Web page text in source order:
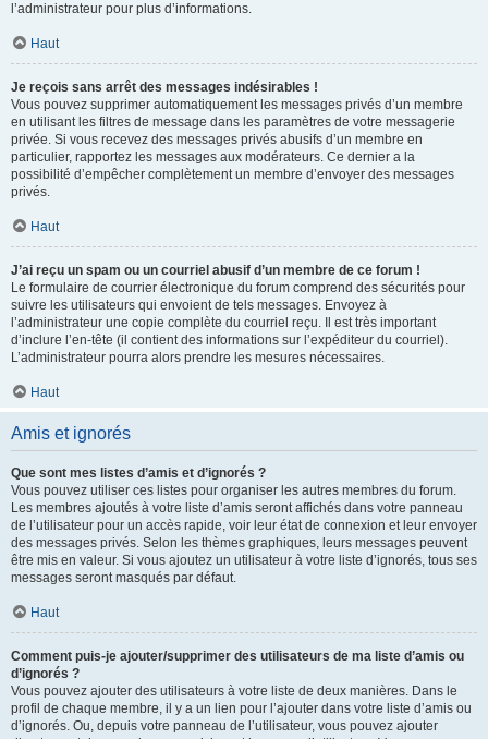
l’administrateur pour plus d’informations.
Haut
Je reçois sans arrêt des messages indésirables !
Vous pouvez supprimer automatiquement les messages privés d’un membre
en utilisant les filtres de message dans les paramètres de votre messagerie
privée. Si vous recevez des messages privés abusifs d’un membre en
particulier, rapportez les messages aux modérateurs. Ce dernier a la
possibilité d’empêcher complètement un membre d’envoyer des messages
privés.
Haut
J’ai reçu un spam ou un courriel abusif d’un membre de ce forum !
Le formulaire de courrier électronique du forum comprend des sécurités pour
suivre les utilisateurs qui envoient de tels messages. Envoyez à
l’administrateur une copie complète du courriel reçu. Il est très important
d’inclure l’en-tête (il contient des informations sur l’expéditeur du courriel).
L’administrateur pourra alors prendre les mesures nécessaires.
Haut
Amis et ignorés
Que sont mes listes d’amis et d’ignorés ?
Vous pouvez utiliser ces listes pour organiser les autres membres du forum.
Les membres ajoutés à votre liste d’amis seront affichés dans votre panneau
de l’utilisateur pour un accès rapide, voir leur état de connexion et leur envoyer
des messages privés. Selon les thèmes graphiques, leurs messages peuvent
être mis en valeur. Si vous ajoutez un utilisateur à votre liste d’ignorés, tous ses
messages seront masqués par défaut.
Haut
Comment puis-je ajouter/supprimer des utilisateurs de ma liste d’amis ou
d’ignorés ?
Vous pouvez ajouter des utilisateurs à votre liste de deux manières. Dans le
profil de chaque membre, il y a un lien pour l’ajouter dans votre liste d’amis ou
d’ignorés. Ou, depuis votre panneau de l’utilisateur, vous pouvez ajouter